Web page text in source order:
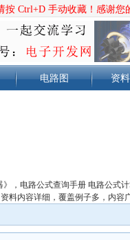
按 Ctrl+D 手动收藏！感谢您
电路图 资
，电路公式查询手册 电路公式计
料内容详细，覆盖例子多，内容